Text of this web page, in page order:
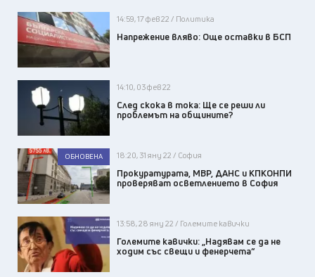
14:59, 17 фев 22 / Политика
Напрежение вляво: Още оставки в БСП
14:10, 03 фев 22
След скока в тока: Ще се реши ли
проблемът на общините?
ОБНОВЕНА 18:20, 31 яну 22 / София
Прокуратурата, МВР, ДАНС и КПКОНПИ
проверяват осветлението в София
13:58, 28 яну 22 / Големите кавички
Големите кавички: „Надявам се да не
ходим със свещи и фенерчета“